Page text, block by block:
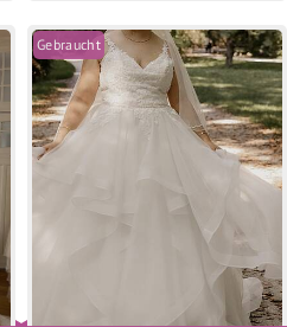
Gebraucht